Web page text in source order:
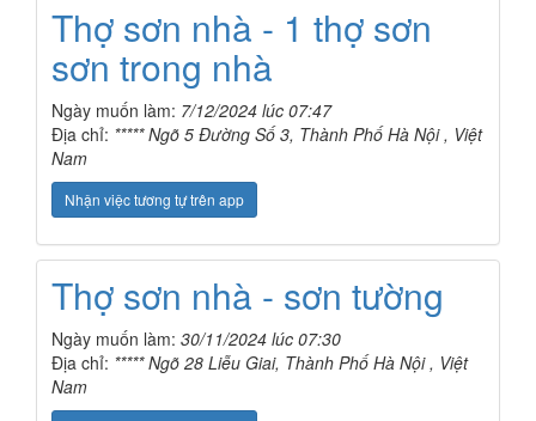
Thợ sơn nhà - 1 thợ sơn
sơn trong nhà
Ngày muốn làm: 7/12/2024 lúc 07:47
Địa chỉ: ***** Ngõ 5 Đường Số 3, Thành Phố Hà Nội , Việt
Nam
Nhận việc tương tự trên app
Thợ sơn nhà - sơn tường
Ngày muốn làm: 30/11/2024 lúc 07:30
Địa chỉ: ***** Ngõ 28 Liễu Giai, Thành Phố Hà Nội , Việt
Nam